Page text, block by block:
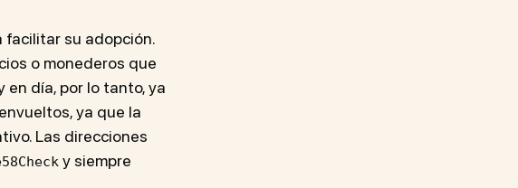
facilitar su adopción.
o monederos que
en día, por lo tanto, ya
ya que la
Las direcciones
y siempre